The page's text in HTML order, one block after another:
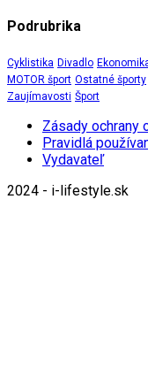
Podrubrika
Cyklistika Divadlo
MOTOR šport Ostatné športy
Zaujímavosti Šport
Zásady ochrany
Pravidlá
Vydavateľ
2024 - i-lifestyle.sk